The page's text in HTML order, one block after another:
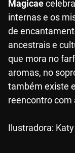
Magicae
internas e os
de
ancestrais e
que mora no
aromas, no
também existe
reencontro com
Ilustradora: